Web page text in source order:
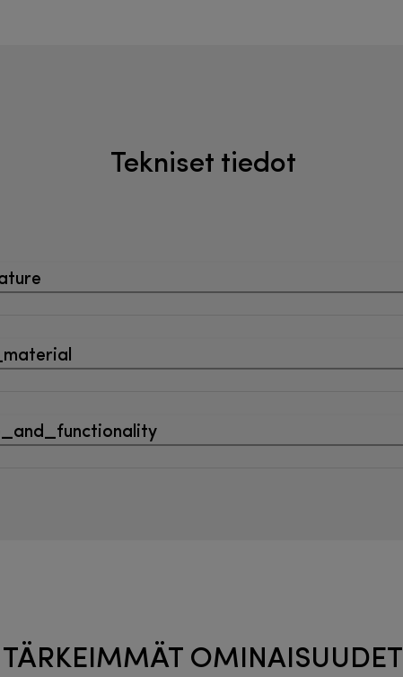
Tekniset tiedot
TÄRKEIMMÄT OMINAISUUDET